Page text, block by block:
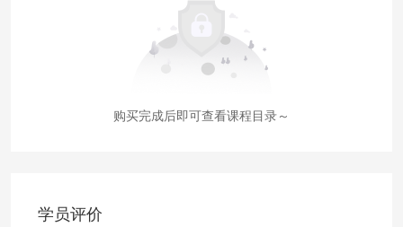
购买完成后即可查看课程目录～
学员评价